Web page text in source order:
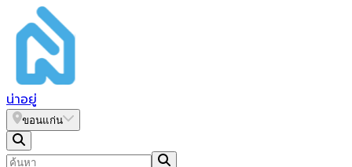
น่าอยู่
ขอนแก่น